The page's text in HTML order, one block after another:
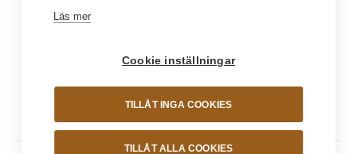
Sälj våra system
Bli återförsäljare
Webbshop
Läs mer
Cookie inställningar
TILLÅT INGA COOKIES
TILLÅT ALLA COOKIES